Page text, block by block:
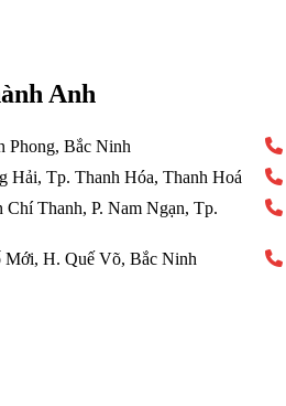
Anh
Phong, Bắc Ninh
Hải, Tp. Thanh Hóa, Thanh Hoá
Thanh, P. Nam Ngạn, Tp.
Mới, H. Quế Võ, Bắc Ninh